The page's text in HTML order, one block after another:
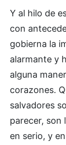
Y al hilo de
con
gobierna la
alarmante y
alguna
corazones.
salvadores
parecer, son
en serio, y